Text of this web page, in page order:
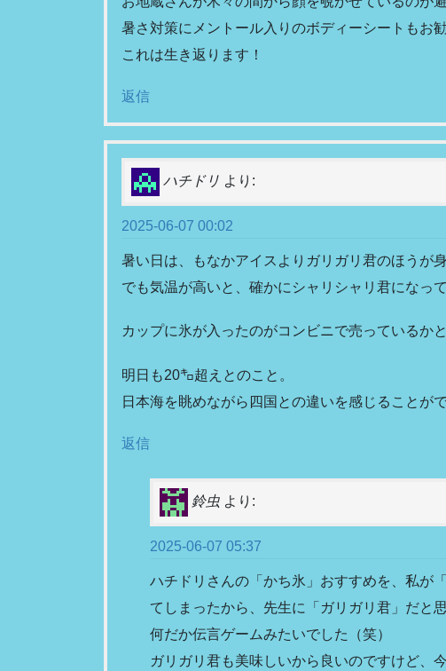
暑さ対策にメントール入りのボディーシートもお
これは生き返ります！
返信
ハチドリ より:
2025-06-07 00:02
暑い日は、もなかアイスよりガリガリ君のほうが
でも気温が高いと、確かにシャリシャリ君になっ
カップに氷が入ったのがコンビニで売っているか
明日も20㌔超えとのこと。
日本海を眺めながら四国との違いを感じることが
返信
鈴虫 より:
2025-06-07 05:37
ハチドリさんの「かち氷」おすすめを、私が
てしまったから、先生に「ガリガリ君」だと
何だか伝言ゲームみたいでした（笑）
ガリガリ君も美味しいから良いのですけど、